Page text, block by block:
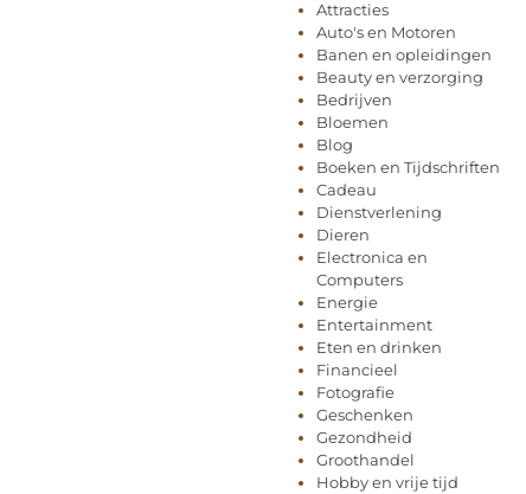
Attracties
Auto's en Motoren
Banen en opleidingen
Beauty en verzorging
Bedrijven
Bloemen
Blog
Boeken en Tijdschriften
Cadeau
Dienstverlening
Dieren
Electronica en
Computers
Energie
Entertainment
Eten en drinken
Financieel
Fotografie
Geschenken
Gezondheid
Groothandel
Hobby en vrije tijd